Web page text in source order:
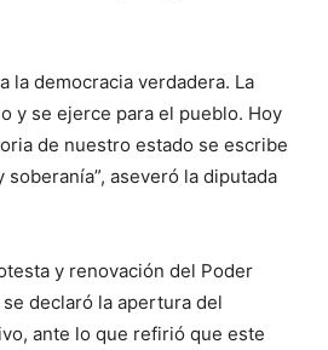
la democracia verdadera. La
y se ejerce para el pueblo. Hoy
de nuestro estado se escribe
aseveró la diputada
y renovación del Poder
declaró la apertura del
ante lo que refirió que este